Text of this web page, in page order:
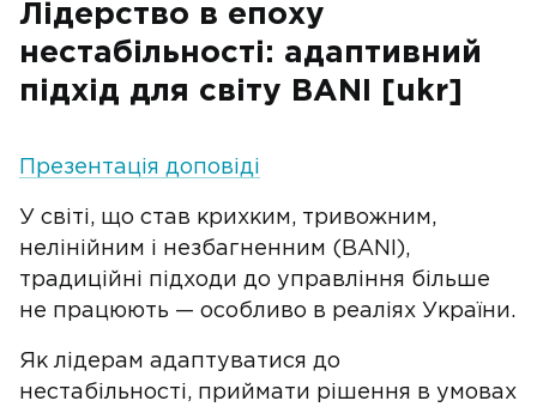
Лідерство в епоху
нестабільності: адаптивний
підхід для світу BANI [ukr]
Презентація доповіді
У світі, що став крихким, тривожним,
нелінійним і незбагненним (BANI),
традиційні підходи до управління більше
не працюють — особливо в реаліях України.
Як лідерам адаптуватися до
нестабільності, приймати рішення в умовах